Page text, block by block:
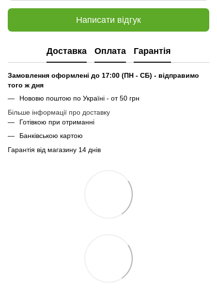
Написати відгук
Доставка Оплата Гарантія
Замовлення оформлені до 17:00 (ПН - СБ) - відправимо
того ж дня
Нововю поштою по Україні - от 50 грн
Більше інформації про доставку
Готівкою при отриманні
Банківською картою
Гарантія від магазину 14 днів